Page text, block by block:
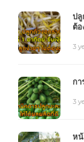
ปลู
ต้อ
3
กา
3
หน้